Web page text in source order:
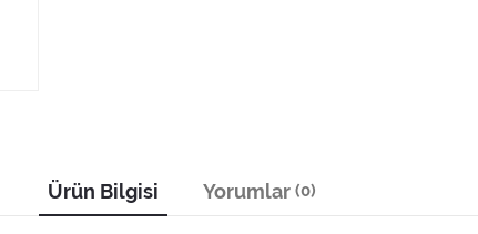
Ürün Bilgisi Yorumlar (0)